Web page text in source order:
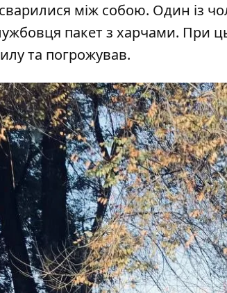
між собою. Один із
пакет з харчами. При
та погрожував.